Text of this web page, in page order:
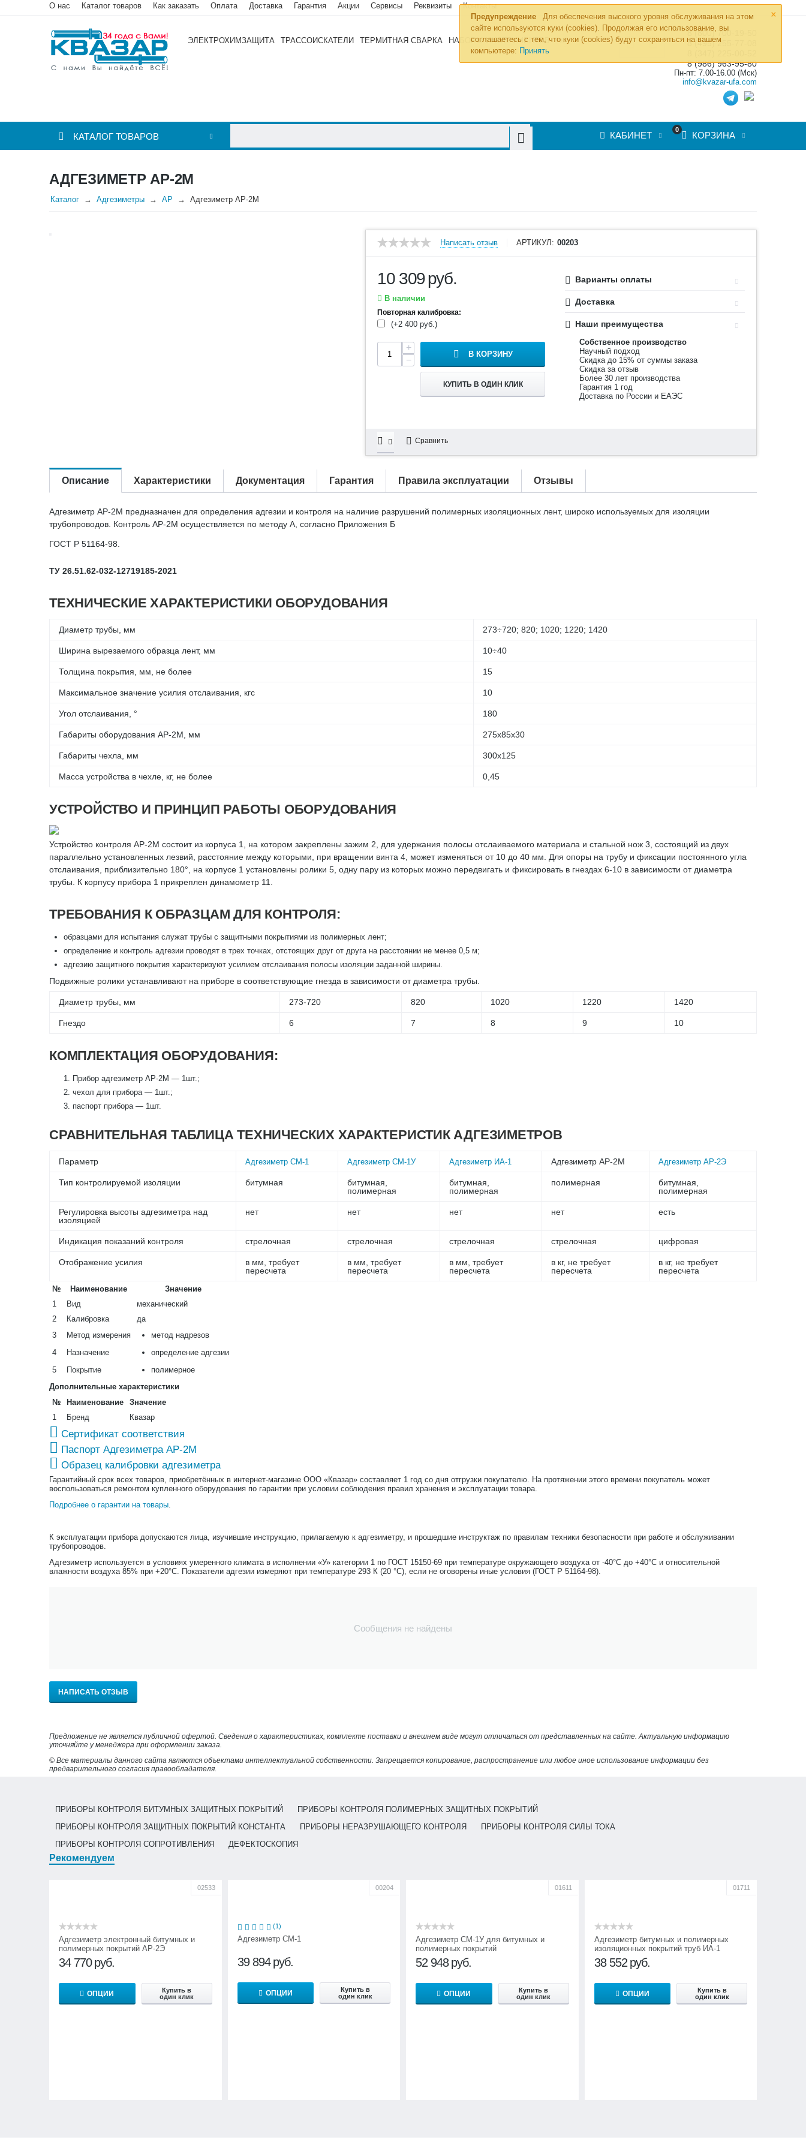
×
Предупреждение
Для обеспечения высокого уровня обслуживания на этом
сайте используются куки (cookies). Продолжая его использование, вы
соглашаетесь с тем, что куки (cookies) будут сохраняться на вашем
компьютере: Принять
О нас Каталог товаров Как заказать Оплата Доставка Гарантия Акции Сервисы Реквизиты Контакты
ЭЛЕКТРОХИМЗАЩИТА ТРАССОИСКАТЕЛИ ТЕРМИТНАЯ СВАРКА НАБОРЫ ИНСТРУМЕНТОВ »
8 (800) 700-19-50
8 (495) 255-77-08
8 (986) 963-95-80
Пн-пт: 7.00-16.00 (Мск)
info@kvazar-ufa.com
КАТАЛОГ ТОВАРОВ
0
КОРЗИНА
КАБИНЕТ
АДГЕЗИМЕТР АР-2М
Каталог Адгезиметры АР Адгезиметр АР-2М
Написать отзыв АРТИКУЛ: 00203
10 309руб.
В наличии
Повторная калибровка:
(+2 400 руб.)
+
−
В КОРЗИНУ
КУПИТЬ В ОДИН КЛИК
Варианты оплаты
Доставка
Наши преимущества
Собственное производство
Научный подход
Скидка до 15% от суммы заказа
Скидка за отзыв
Более 30 лет производства
Гарантия 1 год
Доставка по России и ЕАЭС
Сравнить
Описание Характеристики Документация Гарантия Правила эксплуатации Отзывы
Адгезиметр АР-2М предназначен для определения адгезии и контроля на наличие разрушений полимерных изоляционных лент, широко используемых для изоляции
трубопроводов. Контроль АР-2М осуществляется по методу А, согласно Приложения Б
ГОСТ Р 51164-98.
ТУ 26.51.62-032-12719185-2021
ТЕХНИЧЕСКИЕ ХАРАКТЕРИСТИКИ ОБОРУДОВАНИЯ
Диаметр трубы, мм 273÷720; 820; 1020; 1220; 1420
Ширина вырезаемого образца лент, мм 10÷40
Толщина покрытия, мм, не более 15
Максимальное значение усилия отслаивания, кгс 10
Угол отслаивания, ° 180
Габариты оборудования АР-2М, мм 275х85х30
Габариты чехла, мм 300х125
Масса устройства в чехле, кг, не более 0,45
УСТРОЙСТВО И ПРИНЦИП РАБОТЫ ОБОРУДОВАНИЯ
Устройство контроля АР-2М состоит из корпуса 1, на котором закреплены зажим 2, для удержания полосы отслаиваемого материала и стальной нож 3, состоящий из двух
параллельно установленных лезвий, расстояние между которыми, при вращении винта 4, может изменяться от 10 до 40 мм. Для опоры на трубу и фиксации постоянного угла
отслаивания, приблизительно 180°, на корпусе 1 установлены ролики 5, одну пару из которых можно передвигать и фиксировать в гнездах 6-10 в зависимости от диаметра
трубы. К корпусу прибора 1 прикреплен динамометр 11.
ТРЕБОВАНИЯ К ОБРАЗЦАМ ДЛЯ КОНТРОЛЯ:
образцами для испытания служат трубы с защитными покрытиями из полимерных лент;
определение и контроль адгезии проводят в трех точках, отстоящих друг от друга на расстоянии не менее 0,5 м;
адгезию защитного покрытия характеризуют усилием отслаивания полосы изоляции заданной ширины.
Подвижные ролики устанавливают на приборе в соответствующие гнезда в зависимости от диаметра трубы.
Диаметр трубы, мм 273-720 820 1020 1220 1420
Гнездо 6 7 8 9 10
КОМПЛЕКТАЦИЯ ОБОРУДОВАНИЯ:
Прибор адгезиметр АР-2М — 1шт.;
чехол для прибора — 1шт.;
паспорт прибора — 1шт.
СРАВНИТЕЛЬНАЯ ТАБЛИЦА ТЕХНИЧЕСКИХ ХАРАКТЕРИСТИК АДГЕЗИМЕТРОВ
Параметр Адгезиметр СМ-1 Адгезиметр СМ-1У Адгезиметр ИА-1 Адгезиметр АР-2М Адгезиметр АР-2Э
Тип контролируемой изоляции битумная
битумная,
полимерная
битумная,
полимерная
полимерная
битумная,
полимерная
Регулировка высоты адгезиметра над
изоляцией
нет нет нет нет есть
Индикация показаний контроля стрелочная стрелочная стрелочная стрелочная цифровая
Отображение усилия
в мм, требует
пересчета
в мм, требует
пересчета
в мм, требует
пересчета
в кг, не требует
пересчета
в кг, не требует
пересчета
№ Наименование
Значение
1
Вид
механический
2
Калибровка
да
3
Метод измерения
метод надрезов
4
Назначение
определение адгезии
5
Покрытие
полимерное
Дополнительные характеристики
№
Наименование
Значение
1
Бренд Квазар
Сертификат соответствия
Паспорт Адгезиметра АР-2М
Образец калибровки адгезиметра
Гарантийный срок всех товаров, приобретённых в интернет-магазине ООО «Квазар» составляет 1 год со дня отгрузки покупателю. На протяжении этого времени покупатель может
воспользоваться ремонтом купленного оборудования по гарантии при условии соблюдения правил хранения и эксплуатации товара.
Подробнее о гарантии на товары.
К эксплуатации прибора допускаются лица, изучившие инструкцию, прилагаемую к адгезиметру, и прошедшие инструктаж по правилам техники безопасности при работе и обслуживании
трубопроводов.
Адгезиметр используется в условиях умеренного климата в исполнении «У» категории 1 по ГОСТ 15150-69 при температуре окружающего воздуха от -40°С до +40°С и относительной
влажности воздуха 85% при +20°С. Показатели адгезии измеряют при температуре 293 К (20 °С), если не оговорены иные условия (ГОСТ Р 51164-98).
Сообщения не найдены
НАПИСАТЬ ОТЗЫВ
Предложение не является публичной офертой. Сведения о характеристиках, комплекте поставки и внешнем виде могут отличаться от представленных на сайте. Актуальную информацию
уточняйте у менеджера при оформлении заказа.
© Все материалы данного сайта являются объектами интеллектуальной собственности. Запрещается копирование, распространение или любое иное использование информации без
предварительного согласия правообладателя.
ПРИБОРЫ КОНТРОЛЯ БИТУМНЫХ ЗАЩИТНЫХ ПОКРЫТИЙ
ПРИБОРЫ КОНТРОЛЯ ПОЛИМЕРНЫХ ЗАЩИТНЫХ ПОКРЫТИЙ
ПРИБОРЫ КОНТРОЛЯ ЗАЩИТНЫХ ПОКРЫТИЙ КОНСТАНТА
ПРИБОРЫ НЕРАЗРУШАЮЩЕГО КОНТРОЛЯ
ПРИБОРЫ КОНТРОЛЯ СИЛЫ ТОКА
ПРИБОРЫ КОНТРОЛЯ СОПРОТИВЛЕНИЯ
ДЕФЕКТОСКОПИЯ
Рекомендуем
02533
Адгезиметр электронный битумных и
полимерных покрытий АР-2Э
34 770 руб.
ОПЦИИ
Купить в
один клик
00204
(1)
Адгезиметр СМ-1
39 894 руб.
ОПЦИИ
Купить в
один клик
01611
Адгезиметр СМ-1У для битумных и
полимерных покрытий
52 948 руб.
ОПЦИИ
Купить в
один клик
01711
Адгезиметр битумных и полимерных
изоляционных покрытий труб ИА-1
38 552 руб.
ОПЦИИ
Купить в
один клик